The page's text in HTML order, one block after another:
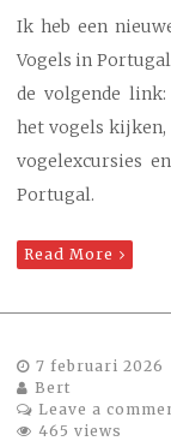
Ik heb een
Vogels in
de volgende
het vogels kijken,
vogelexcursies
Portugal.
Read More
7 februari 2026
Bert
Leave a
465 views